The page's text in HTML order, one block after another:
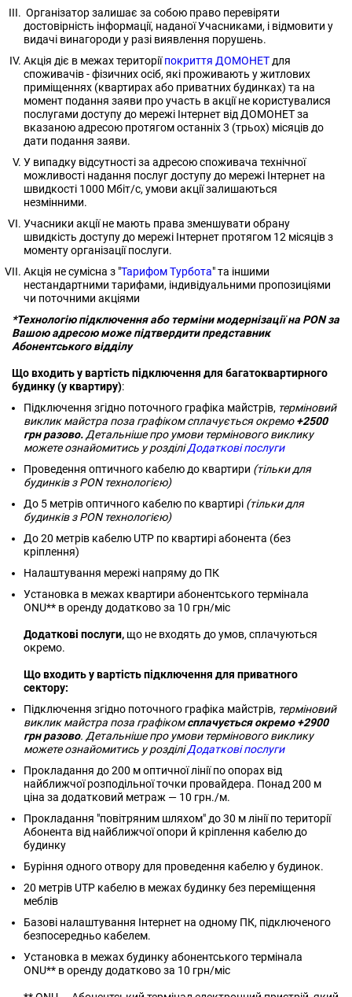
Організатор залишає за собою право перевіряти
достовірність інформації, наданої Учасниками, і відмовити у
видачі винагороди у разі виявлення порушень.
Акція діє в межах територіїпокриття ДОМОНЕТ для
споживачів - фізичних осіб, які проживають у житлових
приміщеннях (квартирах або приватних будинках) та на
момент подання заяви про участь в акції не користувалися
послугами доступу до мережі Інтернет від ДОМОНЕТ за
вказаною адресою протягом останніх 3 (трьох) місяців до
дати подання заяви.
У випадку відсутності за адресою споживача технічної
можливості надання послуг доступу до мережі Інтернет на
швидкості 1000 Мбіт/с, умови акції залишаються
незмінними.
Учасники акції не мають права зменшувати обрану
швидкість доступу до мережі Інтернет протягом 12 місяців з
моменту організації послуги.
Акція не сумісна з "Тарифом Турбота" та іншими
нестандартними тарифами, індивідуальними пропозиціями
чи поточними акціями
*Технологію підключення або терміни модернізації на PON за
Вашою адресою може підтвердити представник
Абонентського відділу
Що входить у вартість підключення для багатоквартирного
будинку (у квартиру)​​​​​​:
Підключення згідно поточного графіка майстрів, терміновий
виклик майстра поза графіком сплачується окремо+2500
грн разово. Детальніше про умови термінового виклику
можете ознайомитись у розділіДодаткові послуги
Проведення оптичного кабелю до квартири (тільки для
будинків з PON технологією)
До 5 метрів оптичного кабелю по квартирі (тільки для
будинків з PON технологією)
До 20 метрів кабелю UTP по квартирі абонента (без
кріплення)
Налаштування мережі напряму до ПК
Установка в межах квартири абонентського термінала
ONU** в оренду додатково за 10 грн/міс
Додаткові послуги, що не входять до умов, сплачуються
окремо.
Що входить у вартість підключення для приватного
сектору:
Підключення згідно поточного графіка майстрів, терміновий
виклик майстра поза графікомсплачується окремо +2900
грн разово. Детальніше про умови термінового виклику
можете ознайомитись у розділіДодаткові послуги
Прокладання до 200 м оптичної лінії по опорах від
найближчої розподільної точки провайдера. Понад 200 м
ціна за додатковий метраж — 10 грн./м.
Прокладання "повітряним шляхом" до 30 м лінії по території
Абонента від найближчої опори й кріплення кабелю до
будинку
Буріння одного отвору для проведення кабелю у будинок.
20 метрів UTP кабелю в межах будинку без переміщення
меблів
Базові налаштування Інтернет на одному ПК, підключеного
безпосередньо кабелем.
Установка в межах будинку абонентського термінала
ONU** в оренду додатково за 10 грн/міс